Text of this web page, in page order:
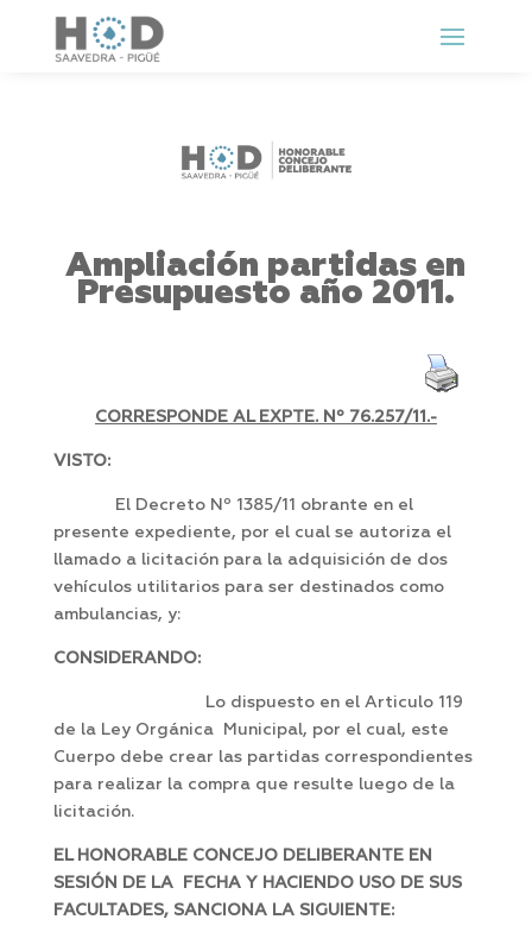
Ampliación partidas en
Presupuesto año 2011.
CORRESPONDE AL EXPTE. Nº 76.257/11.-
VISTO:
El Decreto Nº 1385/11 obrante en el
presente expediente, por el cual se autoriza el
llamado a licitación para la adquisición de dos
vehículos utilitarios para ser destinados como
ambulancias, y:
CONSIDERANDO:
Lo dispuesto en el Articulo 119
de la Ley Orgánica Municipal, por el cual, este
Cuerpo debe crear las partidas correspondientes
para realizar la compra que resulte luego de la
licitación.
EL HONORABLE CONCEJO DELIBERANTE EN
SESIÓN DE LA FECHA Y HACIENDO USO DE SUS
FACULTADES, SANCIONA LA SIGUIENTE: